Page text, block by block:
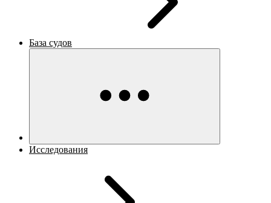
База судов
Исследования